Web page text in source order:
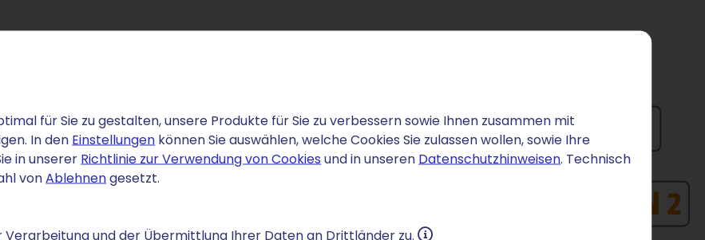
für Sie zu gestalten, unsere Produkte für Sie zu verbessern sowie Ihnen zusammen mit
In den Einstellungen können Sie auswählen, welche Cookies Sie zulassen wollen, sowie Ihre
in unserer Richtlinie zur Verwendung von Cookies und in unseren Datenschutzhinweisen. Technisch
vonAblehnengesetzt.
Verarbeitung und der Übermittlung Ihrer Daten an Drittländer zu.
und Taktik
so unkompliziert, dass Sie sich voll auf Ihren
Sie alle Werkzeuge, die Sie für den Betrieb
Ihrer .football-Domain mit Webspace,